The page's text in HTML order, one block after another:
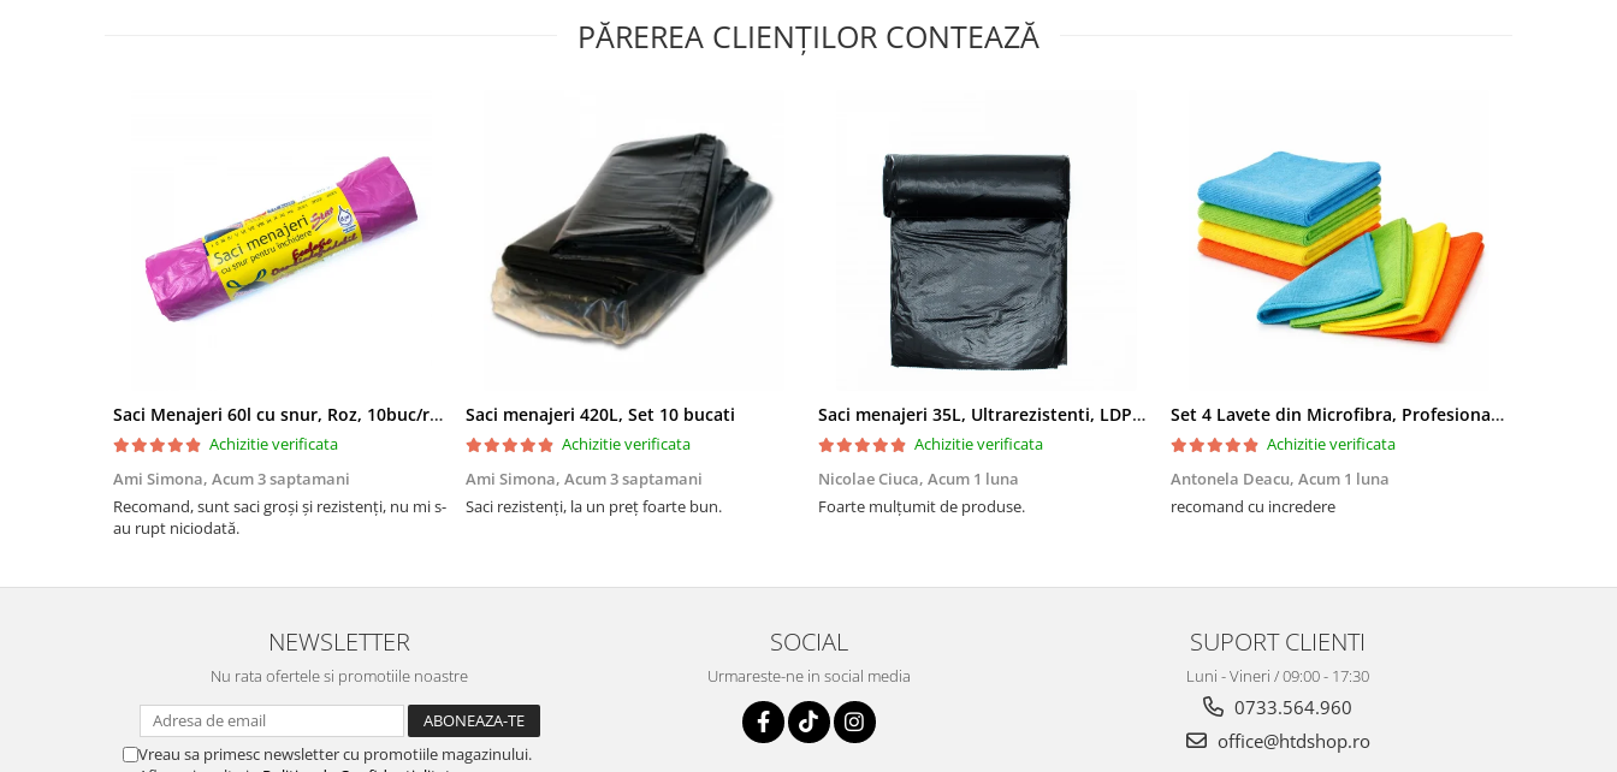
PĂREREA CLIENȚILOR CONTEAZĂ
Saci Menajeri 60l cu snur, Roz, 10buc/rola
Achizitie verificata
Ami Simona, Acum 3 saptamani
Recomand, sunt saci groși și rezistenți, nu mi s-
au rupt niciodată.
Saci menajeri 420L, Set 10 bucati
Achizitie verificata
Ami Simona, Acum 3 saptamani
Saci rezistenți, la un preț foarte bun.
Saci menajeri 35L, Ultrarezistenti, LDPE, 15 buc/rola
Achizitie verificata
Nicolae Ciuca, Acum 1 luna
Foarte mulțumit de produse.
Set 4 Lavete din Microfibra, Profesionale, 4 culori, 30x30cm
Achizitie verificata
Antonela Deacu, Acum 1 luna
recomand cu incredere
NEWSLETTER
Nu rata ofertele si promotiile noastre
Vreau sa primesc newsletter cu promotiile magazinului.
SOCIAL
Urmareste-ne in social media
SUPORT CLIENTI
Luni - Vineri / 09:00 - 17:30
0733.564.960
office@htdshop.ro